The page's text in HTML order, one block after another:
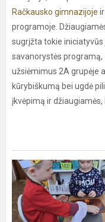
Račkausko gimnazijoje
programoje.
sugrįžta tokie
savanorystės programą,
užsiėmimus 2A grupėje
kūrybiškumą bei ugdė
įkvėpimą ir